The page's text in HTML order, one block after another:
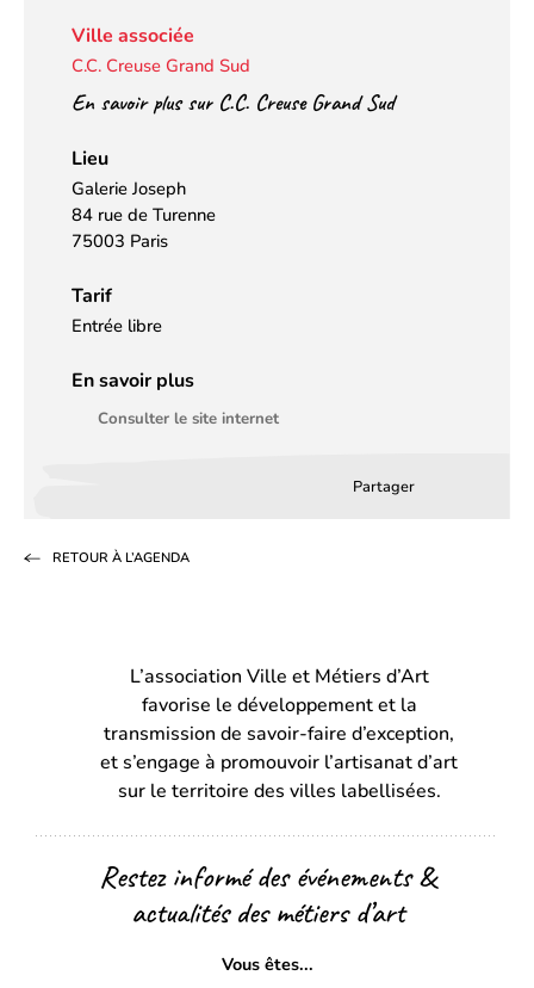
Ville associée
C.C. Creuse Grand Sud
En savoir plus sur C.C. Creuse Grand Sud
Lieu
Galerie Joseph
84 rue de Turenne
75003 Paris
Tarif
Entrée libre
En savoir plus
Consulter le site internet
Partager
un
onglet)onglet)
RETOUR À L’AGENDA
L’association Ville et Métiers d’Art
favorise le développement et la
transmission de savoir-faire d’exception,
et s’engage à promouvoir l’artisanat d’art
sur le territoire des villes labellisées.
Restez informé des événements &
actualités des métiers d’art
Vous êtes...